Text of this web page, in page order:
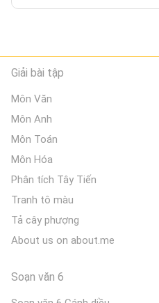
Giải bài tập
Môn Văn
Môn Anh
Môn Toán
Môn Hóa
Phân tích Tây Tiến
Tranh tô màu
Tả cây phượng
About us on about.me
Soạn văn 6